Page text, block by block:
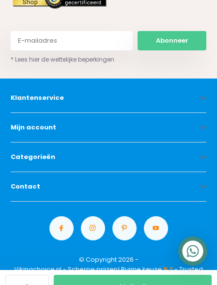
Abonneer
* Lees hier de wettelijke beperkingen
Klantenservice
Mijn account
Categorieën
Contact
© Copyright 2026 -
Vikingchoice.nl - Scherpe prijzen! Ruime keuze9.2- Trusted